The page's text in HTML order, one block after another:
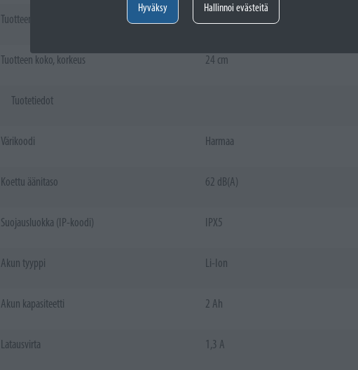
Hyväksy Hallinnoi evästeitä
Tuotteen koko, leveys
Tuotteen koko, korkeus 24 cm
Tuotetiedot
Värikoodi Harmaa
Koettu äänitaso 62 dB(A)
Suojausluokka (IP-koodi) IPX5
Akun tyyppi Li-Ion
Akun kapasiteetti 2 Ah
Latausvirta 1,3 A